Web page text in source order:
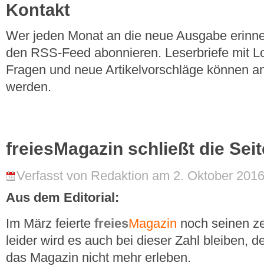
Kontakt
Wer jeden Monat an die neue Ausgabe
den RSS-Feed abonnieren. Leserbriefe mit
Fragen und neue Artikelvorschläge können
werden.
freiesMagazin schließt die
Verfasst von Redaktion am 2. Oktober
Aus dem Editorial:
Im März feierte freiesMagazin noch seinen
leider wird es auch bei dieser Zahl bleiben,
das Magazin nicht mehr erleben.